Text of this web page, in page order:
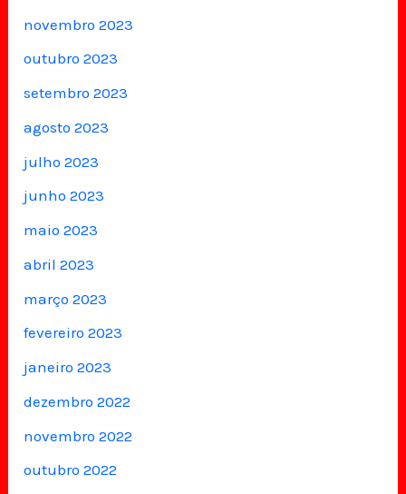
novembro 2023
outubro 2023
setembro 2023
agosto 2023
julho 2023
junho 2023
maio 2023
abril 2023
março 2023
fevereiro 2023
janeiro 2023
dezembro 2022
novembro 2022
outubro 2022